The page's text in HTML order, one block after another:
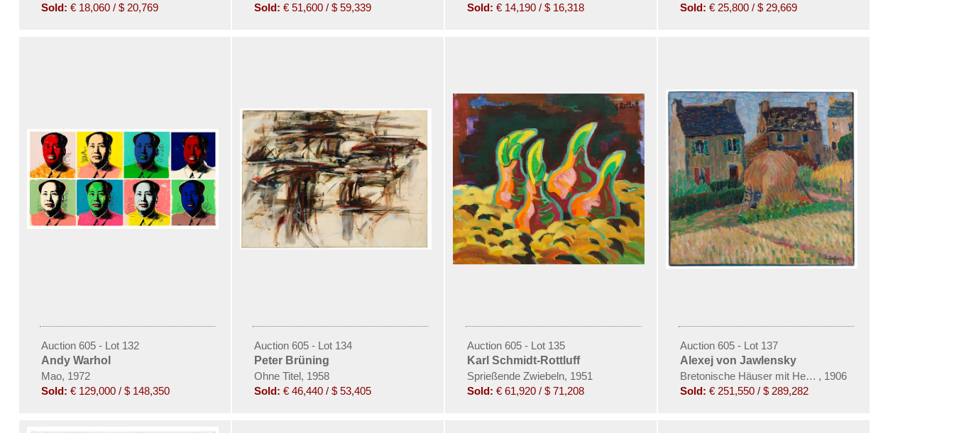
Sold: € 18,060 / $ 20,769
Sold: € 51,600 / $ 59,339
Sold: € 14,190 / $ 16,318
Sold: € 25,800 / $ 29,669
Auction 605 - Lot 132
Andy Warhol
Mao, 1972
Sold: € 129,000 / $ 148,350
Auction 605 - Lot 134
Peter Brüning
Ohne Titel, 1958
Sold: € 46,440 / $ 53,405
Auction 605 - Lot 135
Karl Schmidt-Rottluff
Sprießende Zwiebeln, 1951
Sold: € 61,920 / $ 71,208
Auction 605 - Lot 137
Alexej von Jawlensky
Bretonische Häuser mit Heuhaufen
, 1906
Sold: € 251,550 / $ 289,282